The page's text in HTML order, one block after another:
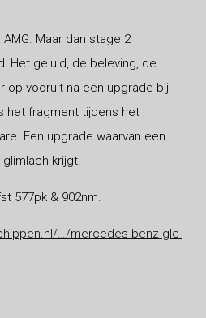
Maar dan stage 2
Het geluid, de beleving, de
op vooruit na een upgrade bij
het fragment tijdens het
Een upgrade waarvan een
krijgt.
577pk & 902nm.
…/mercedes-benz-glc-